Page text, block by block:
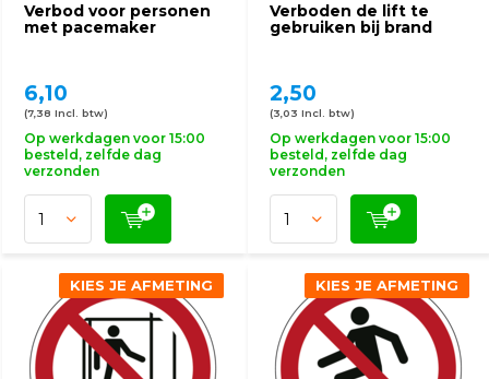
Verbod voor personen
met pacemaker
6,10
(7,38 Incl. btw)
Op werkdagen voor 15:00
besteld, zelfde dag
verzonden
Verboden de lift te
gebruiken bij brand
2,50
(3,03 Incl. btw)
Op werkdagen voor 15:00
besteld, zelfde dag
verzonden
KIES JE AFMETING KIES JE AFMETING